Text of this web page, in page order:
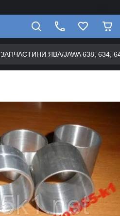
ЗАПЧАСТИНИ ЯВА/JAWA 638, 634,